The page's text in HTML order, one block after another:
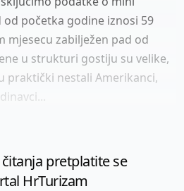
početka godine iznosi 59
mjesecu zabilježen pad od
u strukturi gostiju su velike,
praktički nestali Amerikanci,
pretplatite se
HrTurizam